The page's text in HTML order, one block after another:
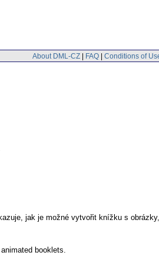
About DML-CZ | FAQ | Conditions of
jak je možné vytvořit knížku s
booklets.